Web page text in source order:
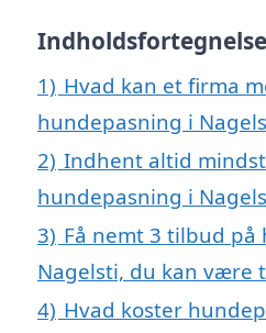
Indholdsfortegnelse
1) Hvad kan et firma
hundepasning i
2) Indhent altid
hundepasning i
3) Få nemt 3 tilbud på
Nagelsti, du kan være
4) Hvad koster